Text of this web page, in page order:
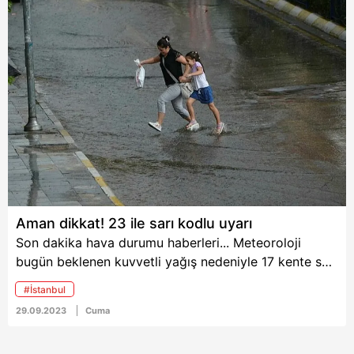
Metnimizi
ziyaret edebilirsiniz.
6698 sayılı Kişisel Verilerin Korunması Kanunu uyarınca
hazırlanmış Aydınlatma Metnimizi okumak ve sitemizde
ilgili mevzuata uygun olarak kullanılan çerezlerle ilgili bilgi
almak için lütfentıklayınız.
Tıp Kurumu'na kaldırıldı.
(İSKİ), o ilçeleri sırasıyla
açıkladı. Buna göre
10.00 ile 24.00 saatleri
arasında o mahallelere
su verilemeyecek. İşte
19 Ekim 2023 Perşembe
İstanbul su kesintisi olan
ilçeler...
Aman dikkat! 23 ile sarı kodlu uyarı
Son dakika hava durumu haberleri... Meteoroloji
bugün beklenen kuvvetli yağış nedeniyle 17 kente sarı
kodlu uyarıda bulundu. Yağışların İç Anadolu'nun
kuzeybatısı ile İstanbul, Kocaeli, Sakarya, Yalova ile
Tekirdağ'ın doğusu, Bursa ve Balıkesir'in kuzeyinde,
#İstanbul
29.09.2023 Cuma